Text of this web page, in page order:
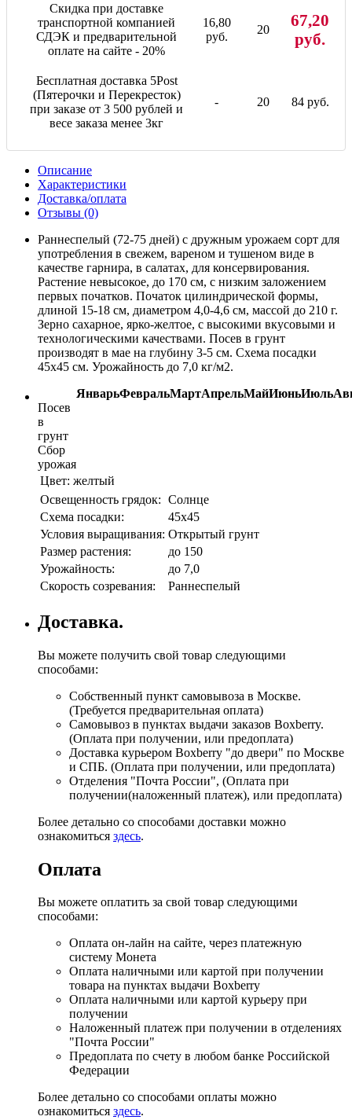
Скидка при доставке
транспортной компанией
СДЭК и предварительной
оплате на сайте - 20%
16,80
руб.
20
67,20
руб.
Бесплатная доставка 5Post
(Пятерочки и Перекресток)
при заказе от 3 500 рублей и
весе заказа менее 3кг
- 20 84 руб.
Описание
Характеристики
Доставка/оплата
Отзывы (0)
Раннеспелый (72-75 дней) с дружным урожаем сорт для
употребления в свежем, вареном и тушеном виде в
качестве гарнира, в салатах, для консервирования.
Растение невысокое, до 170 см, с низким заложением
первых початков. Початок цилиндрической формы,
длиной 15-18 см, диаметром 4,0-4,6 см, массой до 210 г.
Зерно сахарное, ярко-желтое, с высокими вкусовыми и
технологическими качествами. Посев в грунт
производят в мае на глубину 3-5 см. Схема посадки
45х45 см. Урожайность до 7,0 кг/м2.
ЯнварьФевральМартАпрельМайИюньИюль
Посев
в
грунт
Сбор
урожая
Цвет: желтый
Освещенность грядок: Солнце
Схема посадки:
45х45
Условия выращивания: Открытый грунт
Размер растения:
до 150
Урожайность:
до 7,0
Скорость созревания:
Раннеспелый
Доставка.
Вы можете получить свой товар следующими
способами:
Собственный пункт самовывоза в Москве.
(Требуется предварительная оплата)
Самовывоз в пунктах выдачи заказов Boxberry.
(Оплата при получении, или предоплата)
Доставка курьером Boxberry "до двери" по Москве
и СПБ. (Оплата при получении, или предоплата)
Отделения "Почта России", (Оплата при
получении(наложенный платеж), или предоплата)
Более детально со способами доставки можно
ознакомиться здесь.
Оплата
Вы можете оплатить за свой товар следующими
способами:
Оплата он-лайн на сайте, через платежную
систему Монета
Оплата наличными или картой при получении
товара на пунктах выдачи Boxberry
Оплата наличными или картой курьеру при
получении
Наложенный платеж при получении в отделениях
"Почта России"
Предоплата по счету в любом банке Российской
Федерации
Более детально со способами оплаты можно
ознакомиться здесь.